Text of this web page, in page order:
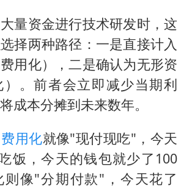
量资金进行技术研发时，这
择两种路径：一是直接计入
用化），二是确认为无形资
）。前者会立即减少当期利
成本分摊到未来数年。
费用化就像"现付现吃"，今天
饭，今天的钱包就少了100
则像"分期付款"，今天花了